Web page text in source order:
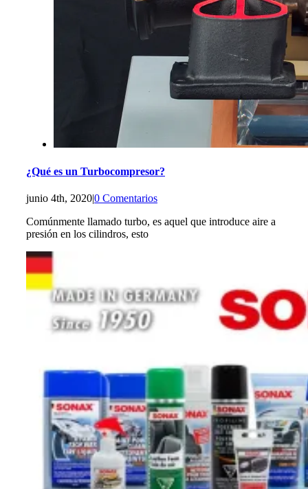
¿Qué es un Turbocompresor?
junio 4th, 2020|0 Comentarios
Comúnmente llamado turbo, es aquel que introduce aire a
presión en los cilindros, esto